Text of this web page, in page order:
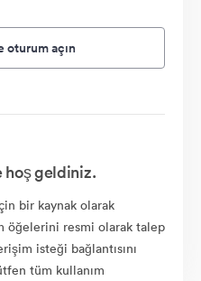
oturum açın
hoş geldiniz.
bir kaynak olarak
öğelerini resmi olarak talep
isteği bağlantısını
tüm kullanım